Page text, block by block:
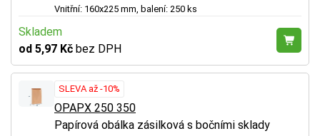
Vnitřní: 160x225 mm, balení: 250 ks
Skladem
od 5,97 Kč bez DPH
SLEVA až -10%
OPAPX 250 350
Papírová obálka zásilková s bočními sklady